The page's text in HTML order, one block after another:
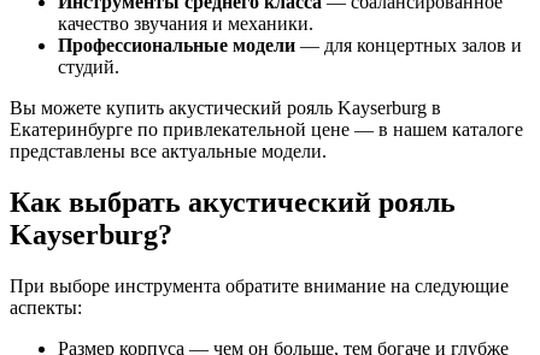
качество звучания и механики.
Профессиональные модели — для концертных залов и
студий.
Вы можете купить акустический рояль Kayserburg в
Екатеринбурге по привлекательной цене — в нашем каталоге
представлены все актуальные модели.
Как выбрать акустический рояль
Kayserburg?
При выборе инструмента обратите внимание на следующие
аспекты:
Размер корпуса — чем он больше, тем богаче и глубже